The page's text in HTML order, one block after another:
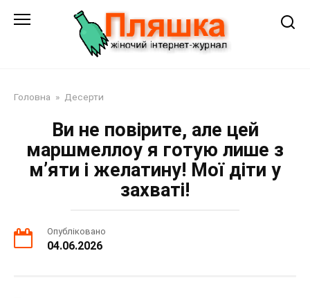
Головна » Десерти
Ви не повірите, але цей
маршмеллоу я готую лише з
м’яти і желатину! Мої діти у
захваті!
Опубліковано
04.06.2026